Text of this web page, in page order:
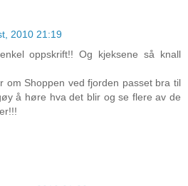
2010 21:19
oppskrift!! Og kjeksene så knall
om Shoppen ved fjorden passet bra til
å høre hva det blir og se flere av de